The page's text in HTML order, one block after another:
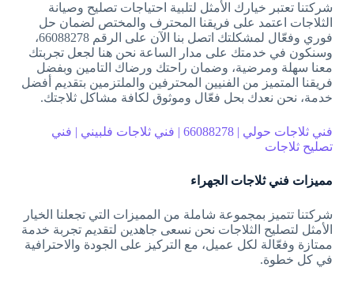
شركتنا تعتبر خيارك الأمثل لتلبية احتياجات تصليح وصيانة
الثلاجات اعتمد على فريقنا المحترف والمختص لضمان حل
فوري وفعّال لمشكلتك اتصل بنا الآن على الرقم 66088278،
وسنكون في خدمتك على مدار الساعة نحن هنا لجعل تجربتك
معنا سهلة ومرضية، وضمان راحتك ورضاك التامين وبفضل
فريقنا المتميز من الفنيين المحترفين والملتزمين بتقديم أفضل
خدمة، نحن نعدك بحل فعّال وموثوق لكافة مشاكل ثلاجتك.
فني ثلاجات حولي | 66088278 | فني ثلاجات فلبيني | فني
تصليح ثلاجات
مميزات فني ثلاجات الجهراء
شركتنا تتميز بمجموعة شاملة من المميزات التي تجعلنا الخيار
الأمثل لتصليح الثلاجات نحن نسعى جاهدين لتقديم تجربة خدمة
ممتازة وفعّالة لكل عميل، مع التركيز على الجودة والاحترافية
في كل خطوة.